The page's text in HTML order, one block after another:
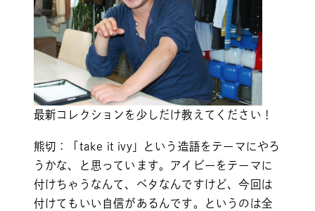
最新コレクションを少しだけ教えてください！
熊切：「take it ivy」という造語をテーマにやろ
うかな、と思っています。アイビーをテーマに
付けちゃうなんて、ベタなんですけど、今回は
付けてもいい自信があるんです。というのは全